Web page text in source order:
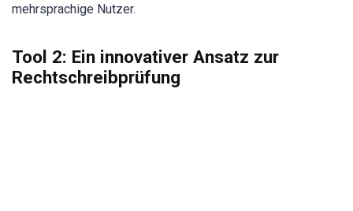
mehrsprachige Nutzer.
Tool 2: Ein innovativer Ansatz zur
Rechtschreibprüfung